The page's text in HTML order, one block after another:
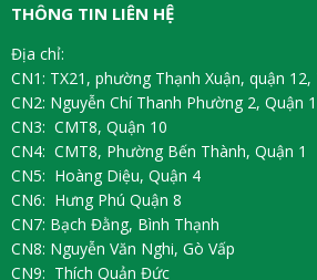
THÔNG TIN LIÊN HỆ
Địa chỉ:
CN1: TX21, phường Thạnh Xuận, quận 12,
CN2: Nguyễn Chí Thanh Phường 2, Quận
CN3: CMT8, Quận 10
CN4: CMT8, Phường Bến Thành, Quận 1
CN5: Hoàng Diệu, Quận 4
CN6: Hưng Phú Quận 8
CN7: Bạch Đằng, Bình Thạnh
CN8: Nguyễn Văn Nghi, Gò Vấp
CN9: Thích Quản Đức